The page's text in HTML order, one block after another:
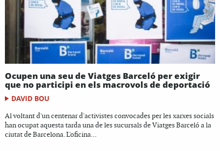
Ocupen una seu de Viatges Barceló per exigir
que no participi en els macrovols de deportació
DAVID BOU
Al voltant d'un centenar d'activistes convocades per les xarxes socials
han ocupat aquesta tarda una de les sucursals de Viatges Barceló a la
ciutat de Barcelona. L'oficina...